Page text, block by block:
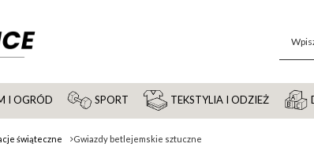
I OGRÓD SPORT TEKSTYLIA I ODZIEŻ
świąteczne Gwiazdy betlejemskie sztuczne